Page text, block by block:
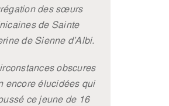
des sœurs
de Sainte
de Sienne d’Albi.
obscures
encore élucidées qui
ce jeune de 16